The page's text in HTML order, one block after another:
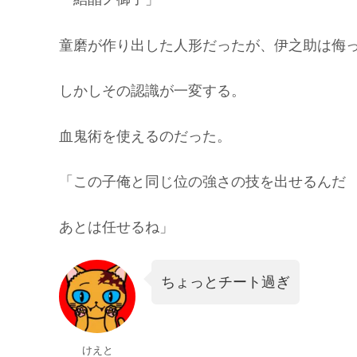
童磨が作り出した人形だったが、伊之助は侮
しかしその認識が一変する。
血鬼術を使えるのだった。
「この子俺と同じ位の強さの技を出せるんだ
あとは任せるね」
けえと
ちょっとチート過ぎ